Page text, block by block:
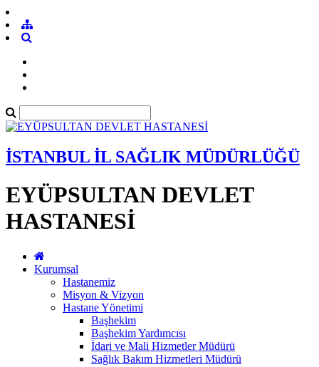
İSTANBUL İL SAĞLIK MÜDÜRLÜĞÜ
EYÜPSULTAN DEVLET
HASTANESİ
Kurumsal
Hastanemiz
Misyon & Vizyon
Hastane Yönetimi
Başhekim
Başhekim Yardımcısı
İdari ve Mali Hizmetler Müdürü
Sağlık Bakım Hizmetleri Müdürü